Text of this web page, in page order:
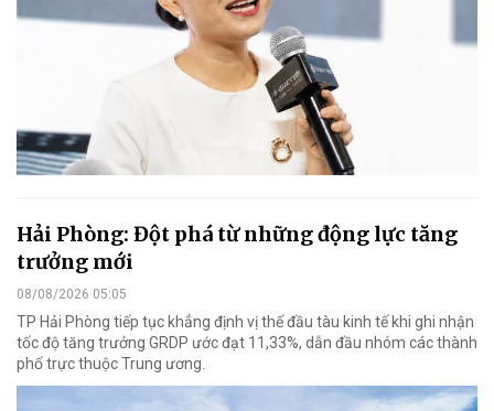
Hải Phòng: Đột phá từ những động lực tăng
trưởng mới
08/08/2026 05:05
TP Hải Phòng tiếp tục khẳng định vị thế đầu tàu kinh tế khi ghi nhận
tốc độ tăng trưởng GRDP ước đạt 11,33%, dẫn đầu nhóm các thành
phố trực thuộc Trung ương.